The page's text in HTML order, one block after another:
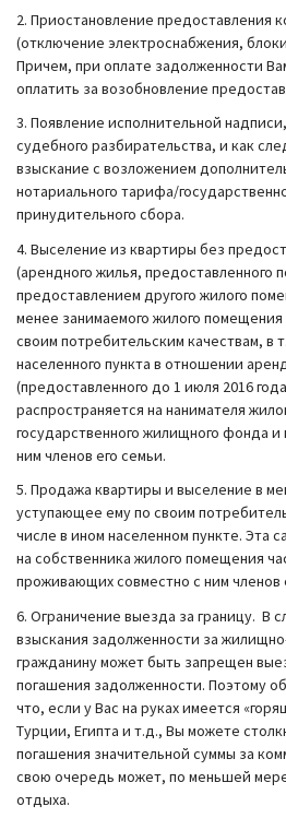
2. Приостановление предоставления
(отключение электроснабжения,
Причем, при оплате задолженности
оплатить за возобновление
3. Появление исполнительной
судебного разбирательства, и как
взыскание с возложением
нотариального тарифа/
принудительного сбора.
4. Выселение из квартиры без
(арендного жилья, предоставленного
предоставлением другого жилого
менее занимаемого жилого
своим потребительским качествам, в
населенного пункта в отношении
(предоставленного до 1 июля 2016
распространяется на нанимателя
государственного жилищного фонда
ним членов его семьи.
5. Продажа квартиры и выселение в
уступающее ему по своим
числе в ином населенном пункте. Эта
на собственника жилого помещения
проживающих совместно с ним членов
6. Ограничение выезда за границу. В
взыскания задолженности за
гражданину может быть запрещен
погашения задолженности. Поэтому
что, если у Вас на руках имеется
Турции, Египта и т.д., Вы можете
погашения значительной суммы за
свою очередь может, по меньшей
отдыха.